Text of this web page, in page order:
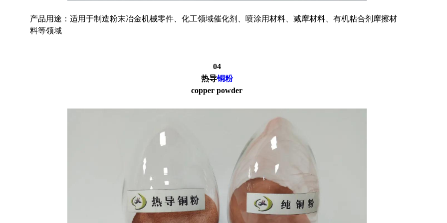
产品用途：适用于制造粉末冶金机械零件、化工领域催化剂、喷涂用材料、减摩材料、有机粘合剂摩擦材
料等领域
04
热导铜粉
copper powder